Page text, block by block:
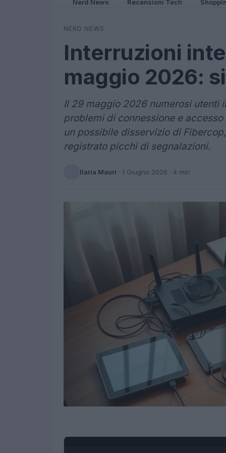
Nerd News Recensioni Tech
NERD NEWS
Interruzioni
maggio 2026:
Il 29 maggio 2026 numerosi utenti
problemi di connessione e
un possibile disservizio di
registrato picchi di segnalazioni.
Ilaria Mauri · 1 Giugno 2026 · 4 min